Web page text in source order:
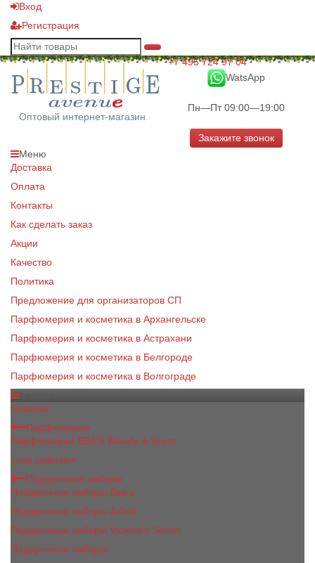
Вход
Регистрация
Оптовый интернет-магазин
+7 495 724 97 04
WatsApp
Пн—Пт 09:00—19:00
Закажите звонок
Меню
Доставка
Оплата
Контакты
Как сделать заказ
Акции
Качество
Политика
Предложение для организаторов СП
Парфюмерия и косметика в Архангельске
Парфюмерия и косметика в Астрахани
Парфюмерия и косметика в Белгороде
Парфюмерия и косметика в Волгограде
Новинки
Парфюмерия
Парфюмерия BEA'S Beauty & Scent
Luxe collection
Подарочные наборы
Подарочные наборы Bea's
Подарочные наборы 4х5ml
Подарочные наборы Victoria's Secret
Подарочные наборы